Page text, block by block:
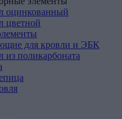
оцинкованный
цветной
для кровли и ЭБК
из поликарбоната